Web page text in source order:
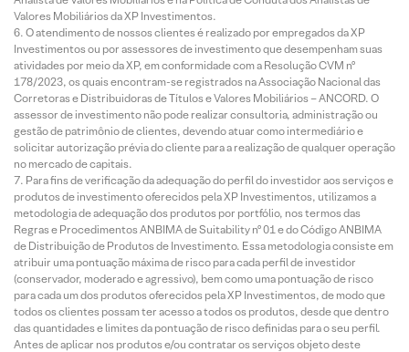
Valores Mobiliários da XP Investimentos.
O atendimento de nossos clientes é realizado por empregados da XP
Investimentos ou por assessores de investimento que desempenham suas
atividades por meio da XP, em conformidade com a Resolução CVM nº
178/2023, os quais encontram-se registrados na Associação Nacional das
Corretoras e Distribuidoras de Títulos e Valores Mobiliários – ANCORD. O
assessor de investimento não pode realizar consultoria, administração ou
gestão de patrimônio de clientes, devendo atuar como intermediário e
solicitar autorização prévia do cliente para a realização de qualquer operação
no mercado de capitais.
Para fins de verificação da adequação do perfil do investidor aos serviços e
produtos de investimento oferecidos pela XP Investimentos, utilizamos a
metodologia de adequação dos produtos por portfólio, nos termos das
Regras e Procedimentos ANBIMA de Suitability nº 01 e do Código ANBIMA
de Distribuição de Produtos de Investimento. Essa metodologia consiste em
atribuir uma pontuação máxima de risco para cada perfil de investidor
(conservador, moderado e agressivo), bem como uma pontuação de risco
para cada um dos produtos oferecidos pela XP Investimentos, de modo que
todos os clientes possam ter acesso a todos os produtos, desde que dentro
das quantidades e limites da pontuação de risco definidas para o seu perfil.
Antes de aplicar nos produtos e/ou contratar os serviços objeto deste